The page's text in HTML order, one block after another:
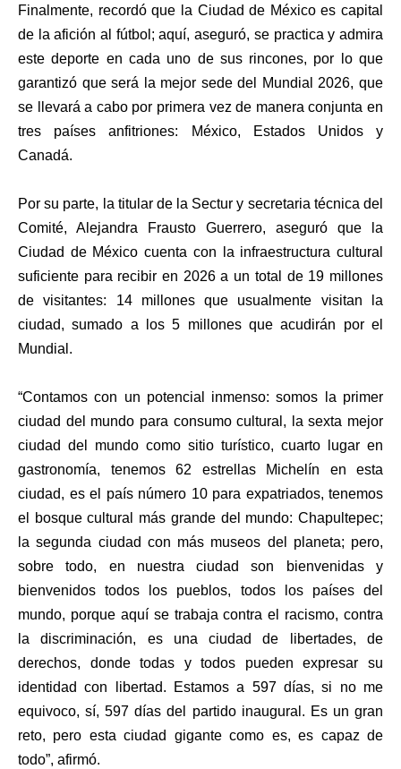
Finalmente, recordó que la Ciudad de México es capital
de la afición al fútbol; aquí, aseguró, se practica y admira
este deporte en cada uno de sus rincones, por lo que
garantizó que será la mejor sede del Mundial 2026, que
se llevará a cabo por primera vez de manera conjunta en
tres países anfitriones: México, Estados Unidos y
Canadá.
Por su parte, la titular de la Sectur y secretaria técnica del
Comité, Alejandra Frausto Guerrero, aseguró que la
Ciudad de México cuenta con la infraestructura cultural
suficiente para recibir en 2026 a un total de 19 millones
de visitantes: 14 millones que usualmente visitan la
ciudad, sumado a los 5 millones que acudirán por el
Mundial.
“Contamos con un potencial inmenso: somos la primer
ciudad del mundo para consumo cultural, la sexta mejor
ciudad del mundo como sitio turístico, cuarto lugar en
gastronomía, tenemos 62 estrellas Michelín en esta
ciudad, es el país número 10 para expatriados, tenemos
el bosque cultural más grande del mundo: Chapultepec;
la segunda ciudad con más museos del planeta; pero,
sobre todo, en nuestra ciudad son bienvenidas y
bienvenidos todos los pueblos, todos los países del
mundo, porque aquí se trabaja contra el racismo, contra
la discriminación, es una ciudad de libertades, de
derechos, donde todas y todos pueden expresar su
identidad con libertad. Estamos a 597 días, si no me
equivoco, sí, 597 días del partido inaugural. Es un gran
reto, pero esta ciudad gigante como es, es capaz de
todo”, afirmó.